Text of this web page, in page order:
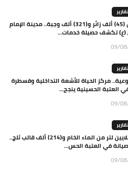
أكثر من (45) ألف زائر و(321) ألف وجبة.. مدينة الإمام
(ع) تكشف حصيلة خدمات...
09/
مركز الحياة للأشعة التداخلية وقسطرة
العتبة الحسينية ينجح...
09/
(408) ملايين لتر من الماء الخام و(214) ألف قالب ثلج..
في العتبة الحس...
09/